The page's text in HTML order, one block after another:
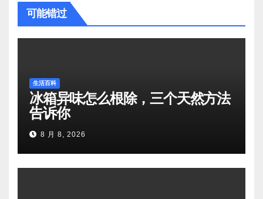
可能错过
生活百科
冰箱异味怎么根除，三个天然方法
告诉你
8 月 8, 2026